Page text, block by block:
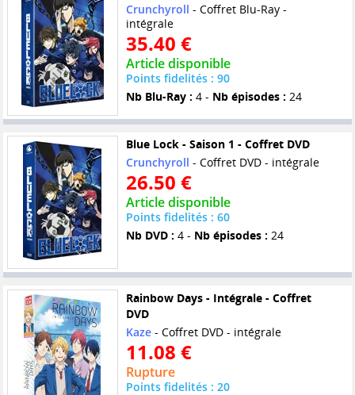
Crunchyroll - Coffret Blu-Ray -
intégrale
35.40 €
Article disponible
Points fidelités : 90
Nb Blu-Ray : 4 - Nb épisodes : 24
Blue Lock - Saison 1 - Coffret DVD
Crunchyroll - Coffret DVD - intégrale
26.50 €
Article disponible
Points fidelités : 60
Nb DVD : 4 - Nb épisodes : 24
Rainbow Days - Intégrale - Coffret
DVD
Kaze- Coffret DVD - intégrale
11.08 €
Rupture
Points fidelités : 20